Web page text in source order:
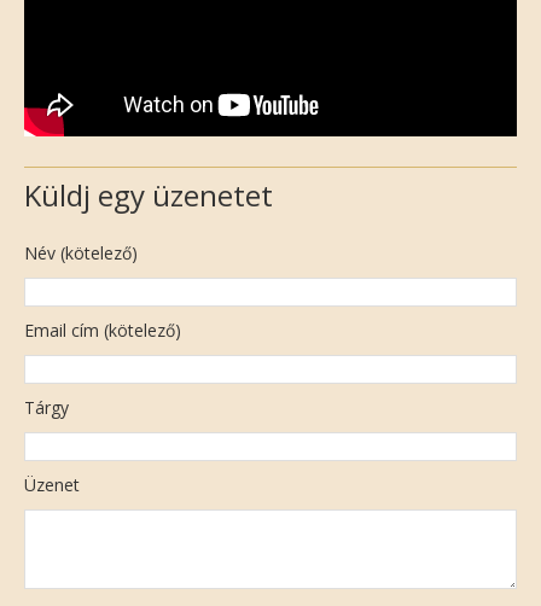
Küldj egy üzenetet
Név (kötelező)
Email cím (kötelező)
Tárgy
Üzenet